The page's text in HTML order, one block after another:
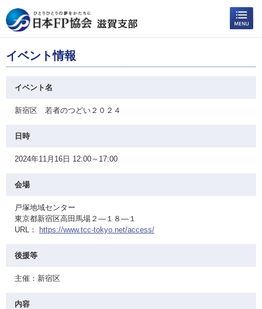
イベント情報
イベント名
新宿区 若者のつどい２０２４
日時
2024年11月16日 12:00～17:00
会場
戸塚地域センター
東京都新宿区高田馬場２—１８—１
URL：
https://www.tcc-tokyo.net/access/
後援等
主催：新宿区
内容